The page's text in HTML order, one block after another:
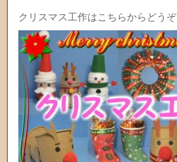
クリスマス工作はこちらからどうぞ